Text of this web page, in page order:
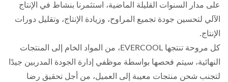
على مدار السنوات القليلة الماضية، استثمرنا بنشاط في الإنتاج
الآلي لتحسين جودة تجميع المراوح، وزيادة الإنتاج، وتقليل دورات
الإنتاج.
كل مروحة تنتجها EVERCOOL، من المواد الخام إلى المنتجات
النهائية، سيتم فحصها بواسطة موظفي إدارة الجودة المدربين جيدًا
لتجنب شحن منتجات معيبة إلى العميل، من أجل تحقيق رضا